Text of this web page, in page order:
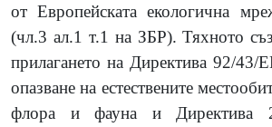
от Европейската екологична
(чл.3 ал.1 т.1 на ЗБР). Тяхното
прилагането на Директива 92/43/
опазване на естествените
флора и фауна и Директива